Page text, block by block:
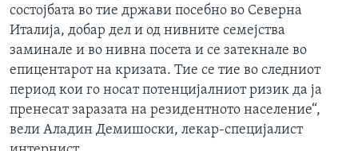
состојбата во тие држави посебно во Северна
Италија, добар дел и од нивните семејства
заминале и во нивна посета и се затекнале во
епицентарот на кризата. Тие се тие во следниот
период кои го носат потенцијалниот ризик да ја
пренесат заразата на резидентното население“,
вели Аладин Демишоски, лекар-специјалист